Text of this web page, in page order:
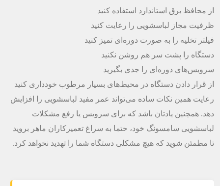
از محافظ برق استاندارد استفاده کنید
ظرفیت مجاز لباسشویی را رعایت کنید
فیلتر تخلیه را به صورت دوره‌ای تمیز کنید
دستگاه را پشت سر هم روشن نکنید
سرویس‌های دوره‌ای را جدی بگیرید
از قرار دادن دستگاه در محیط‌های بسیار مرطوب خودداری کنید
رعایت همین نکات ساده می‌تواند عمر مفید لباسشویی را افزایش
دهد. همچنین یادتان باشد که برای سرویس یا رفع مشکلات
لباسشویی سامسونگ خود، حتما به سراغ تعمیرکاران ماهر بروید
تا مطمئن شوید که هیچ مشکلی دستگاه شما را تهدید نخواهد کرد.